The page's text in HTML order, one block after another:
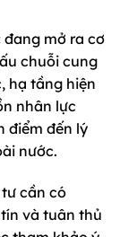
đang mở ra cơ
chuỗi cung
hạ tầng hiện
nhân lực
điểm đến lý
nước.
cần có
và tuân thủ